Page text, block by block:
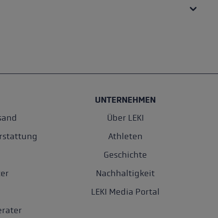
UNTERNEHMEN
Über LEKI
Athleten
Geschichte
Nachhaltigkeit
LEKI Media Portal